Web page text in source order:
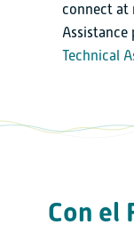
connect at
Technical
Con el